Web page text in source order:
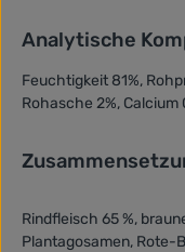
Analytische
Feuchtigkeit 81%,
Rohasche 2%, Calcium
Rindfleisch 65 %,
Plantagosamen,